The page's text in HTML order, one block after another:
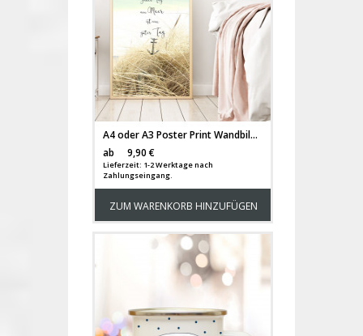
A4 oder A3 Poster Print Wandbild Anker Spruch Düne "Ein Tag am Meer ist ein guter Tag" p146
ab
9,90 €
Lieferzeit: 1-2 Werktage nach
Zahlungseingang.
ZUM WARENKORB HINZUFÜGEN